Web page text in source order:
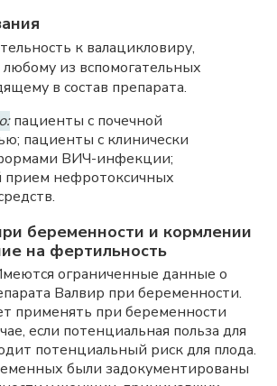
к валацикловиру,
из вспомогательных
в состав препарата.
пациенты с почечной
пациенты с клинически
ВИЧ-инфекции;
нефротоксичных
беременности и кормлении
на фертильность
ограниченные данные о
Валвир при беременности.
применять при беременности
если потенциальная польза для
потенциальный риск для плода.
были задокументированы